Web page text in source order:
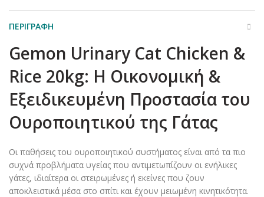
ΠΕΡΙΓΡΑΦΉ
Gemon Urinary Cat Chicken &
Rice 20kg: Η Οικονομική &
Εξειδικευμένη Προστασία του
Ουροποιητικού της Γάτας
Οι παθήσεις του ουροποιητικού συστήματος είναι από τα πιο
συχνά προβλήματα υγείας που αντιμετωπίζουν οι ενήλικες
γάτες, ιδιαίτερα οι στειρωμένες ή εκείνες που ζουν
αποκλειστικά μέσα στο σπίτι και έχουν μειωμένη κινητικότητα.